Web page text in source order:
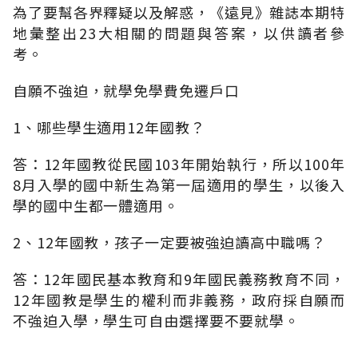
為了要幫各界釋疑以及解惑，《遠見》雜誌本期特
地彙整出23大相關的問題與答案，以供讀者參
考。
自願不強迫，就學免學費免遷戶口
1、哪些學生適用12年國教？
答：12年國教從民國103年開始執行，所以100年
8月入學的國中新生為第一屆適用的學生，以後入
學的國中生都一體適用。
2、12年國教，孩子一定要被強迫讀高中職嗎？
答：12年國民基本教育和9年國民義務教育不同，
12年國教是學生的權利而非義務，政府採自願而
不強迫入學，學生可自由選擇要不要就學。